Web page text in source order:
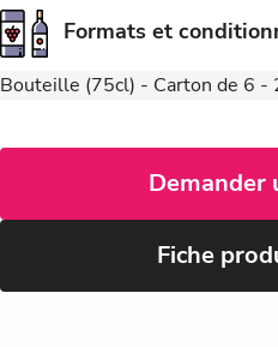
Formats et
Bouteille (75cl) - Carton de 6 -
Demander
Fiche